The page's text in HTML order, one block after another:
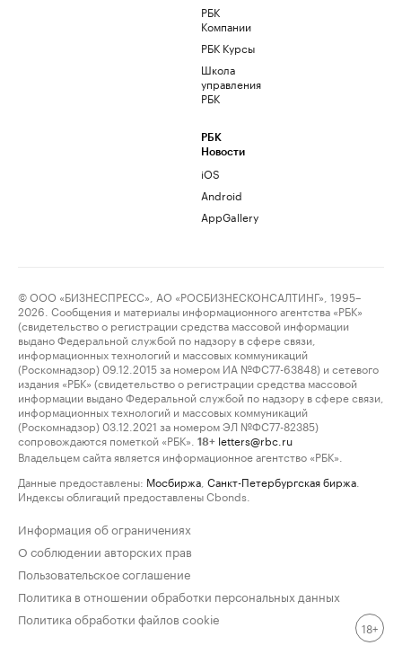
РБК
Компании
РБК Курсы
Школа
управления
РБК
РБК
Новости
iOS
Android
AppGallery
© ООО «БИЗНЕСПРЕСС», АО «РОСБИЗНЕСКОНСАЛТИНГ», 1995–
2026. Сообщения и материалы информационного агентства «РБК»
(свидетельство о регистрации средства массовой информации
выдано Федеральной службой по надзору в сфере связи,
информационных технологий и массовых коммуникаций
(Роскомнадзор) 09.12.2015 за номером ИА №ФС77-63848) и сетевого
издания «РБК» (свидетельство о регистрации средства массовой
информации выдано Федеральной службой по надзору в сфере связи,
информационных технологий и массовых коммуникаций
(Роскомнадзор) 03.12.2021 за номером ЭЛ №ФС77-82385)
сопровождаются пометкой «РБК».
18+ letters@rbc.ru
Владельцем сайта является информационное агентство «РБК».
Данные предоставлены: Мосбиржа Санкт-Петербургская биржа
Индексы облигаций предоставлены Cbonds.
Информация об ограничениях
О соблюдении авторских прав
Пользовательское соглашение
Политика в отношении обработки персональных данных
Политика обработки файлов cookie
18+